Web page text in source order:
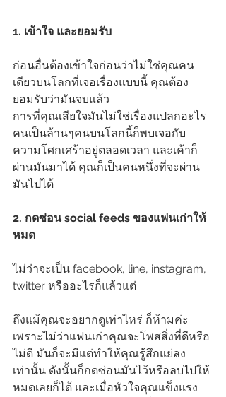
1. เข้าใจ และยอมรับ
ก่อนอื่นต้องเข้าใจก่อนว่าไม่ใช่คุณคน
เดียวบนโลกที่เจอเรื่องแบบนี้ คุณต้อง
ยอมรับว่ามันจบแล้ว
การที่คุณเสียใจมันไม่ใช่เรื่องแปลกอะไร
คนเป็นล้านๆคนบนโลกนี้ก็พบเจอกับ
ความโศกเศร้าอยู่ตลอดเวลา และเค้าก็
ผ่านมันมาได้ คุณก็เป็นคนหนึ่งที่จะผ่าน
มันไปได้
2. กดซ่อน social feeds ของแฟนเก่าให้
หมด
ไม่ว่าจะเป็น facebook, line, instagram,
twitter หรืออะไรก็แล้วแต่
ถึงแม้คุณจะอยากดูเท่าไหร่ ก็ห้ามค่ะ
เพราะไม่ว่าแฟนเก่าคุณจะโพสสิ่งที่ดีหรือ
ไม่ดี มันก็จะมีแต่ทำให้คุณรู้สึกแย่ลง
เท่านั้น ดังนั้นก็กดซ่อนมันไว้หรือลบไปให้
หมดเลยก็ได้ และเมื่อหัวใจคุณแข็งแรง